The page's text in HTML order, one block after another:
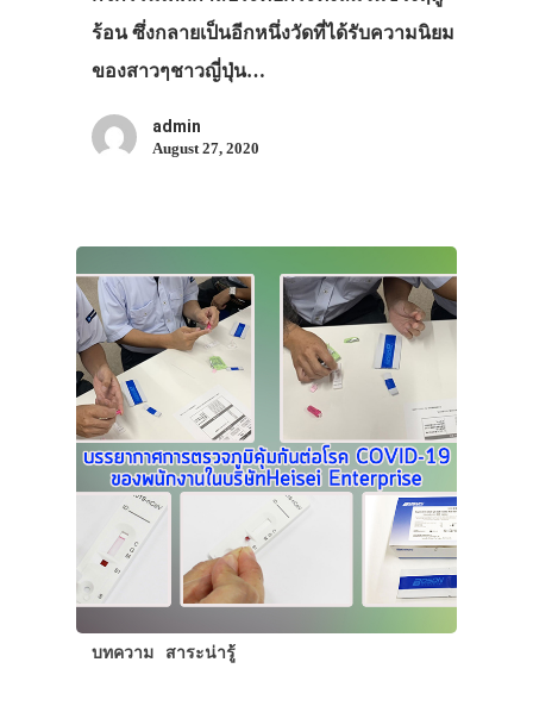
ร้อน ซึ่งกลายเป็นอีกหนึ่งวัดที่ได้รับความนิยม
ของสาวๆชาวญี่ปุ่น…
admin
August 27, 2020
บทความ สาระน่ารู้